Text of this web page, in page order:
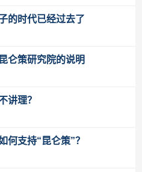
的时代已经过去了
仑策研究院的说明
讲理？
何支持“昆仑策”？